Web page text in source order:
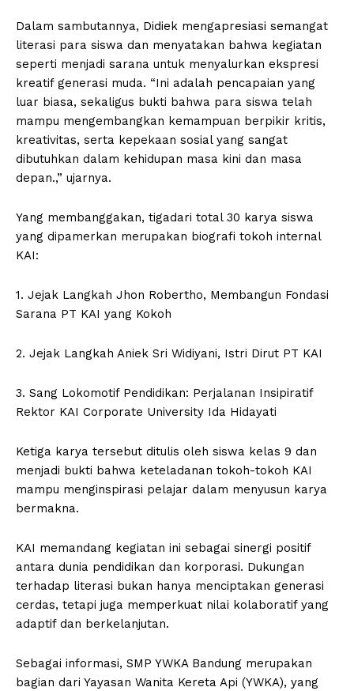
Dalam sambutannya, Didiek mengapresiasi semangat
literasi para siswa dan menyatakan bahwa kegiatan
seperti menjadi sarana untuk menyalurkan ekspresi
kreatif generasi muda. “Ini adalah pencapaian yang
luar biasa, sekaligus bukti bahwa para siswa telah
mampu mengembangkan kemampuan berpikir kritis,
kreativitas, serta kepekaan sosial yang sangat
dibutuhkan dalam kehidupan masa kini dan masa
depan.,” ujarnya.
Yang membanggakan, tigadari total 30 karya siswa
yang dipamerkan merupakan biografi tokoh internal
KAI:
1. Jejak Langkah Jhon Robertho, Membangun Fondasi
Sarana PT KAI yang Kokoh
2. Jejak Langkah Aniek Sri Widiyani, Istri Dirut PT KAI
3. Sang Lokomotif Pendidikan: Perjalanan Insipiratif
Rektor KAI Corporate University Ida Hidayati
Ketiga karya tersebut ditulis oleh siswa kelas 9 dan
menjadi bukti bahwa keteladanan tokoh-tokoh KAI
mampu menginspirasi pelajar dalam menyusun karya
bermakna.
KAI memandang kegiatan ini sebagai sinergi positif
antara dunia pendidikan dan korporasi. Dukungan
terhadap literasi bukan hanya menciptakan generasi
cerdas, tetapi juga memperkuat nilai kolaboratif yang
adaptif dan berkelanjutan.
Sebagai informasi, SMP YWKA Bandung merupakan
bagian dari Yayasan Wanita Kereta Api (YWKA), yang